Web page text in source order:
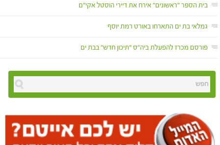
בית הספר "ראשונים" אירח את דיירי הוסטל אקי"ם
גמלאי בת ים התארחו באורט רמת יוסף
פורסם מכרז להפעלת ביה"ס "תיכון חדש" בבת ים